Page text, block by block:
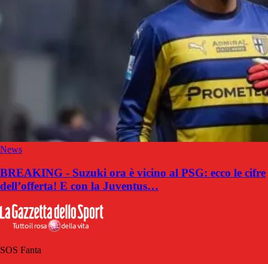
News
BREAKING - Suzuki ora è vicino al PSG: ecco le cifre
dell’offerta! E con la Juventus…
SOS Fanta